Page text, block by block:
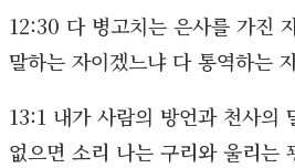
12:30 다 병고치는 은사를 가진
말하는 자이겠느냐 다 통역하는
13:1 내가 사람의 방언과 천사의
없으면 소리 나는 구리와 울리는